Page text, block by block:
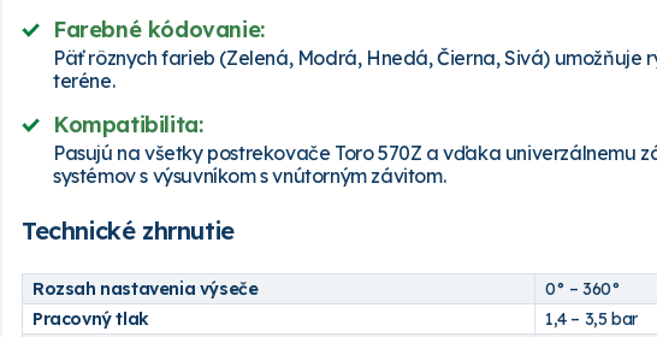
Farebné kódovanie:
Päť rôznych farieb (Zelená, Modrá, Hnedá, Čierna, Sivá)
teréne.
Kompatibilita:
Pasujú na všetky postrekovače Toro 570Z a vďaka univerzálnemu
systémov s výsuvníkom s vnútorným závitom.
Technické zhrnutie
Rozsah nastavenia výseče
0° – 360°
Pracovný tlak
1,4 – 3,5 bar